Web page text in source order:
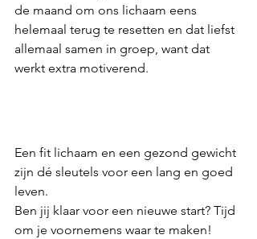
de maand om ons lichaam eens
helemaal terug te resetten en dat liefst
allemaal samen in groep, want dat
werkt extra motiverend.
Een fit lichaam en een gezond gewicht
zijn dé sleutels voor een lang en goed
leven.
Ben jij klaar voor een nieuwe start? Tijd
om je voornemens waar te maken!